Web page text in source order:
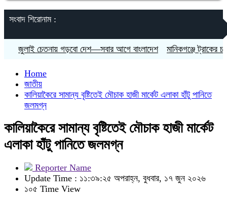
সংবাদ শিরোনাম :
জুলাই চেতনায় গড়বো দেশ—সবার আগে বাংলাদেশ মানিকগঞ্জে ট্রাকের চাপায়
Home
জাতীয়
কালিয়াকৈরে সামান্য বৃষ্টিতেই মৌচাক হাজী মার্কেট এলাকা হাঁটু পানিতে
জলমগ্ন
কালিয়াকৈরে সামান্য বৃষ্টিতেই মৌচাক হাজী মার্কেট
এলাকা হাঁটু পানিতে জলমগ্ন
Reporter Name
Update Time : ১১:৩৯:২৫ অপরাহ্ন, বুধবার, ১৭ জুন ২০২৬
১০৫ Time View